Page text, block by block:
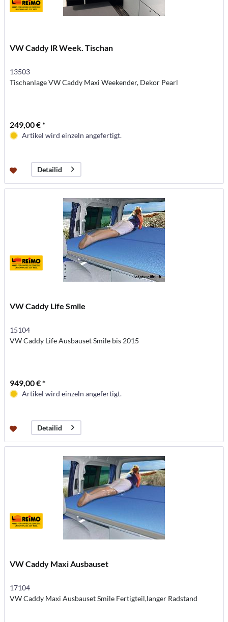
VW Caddy lR Week. Tischan
13503
Tischanlage VW Caddy Maxi Weekender, Dekor Pearl
249,00 € *
Artikel wird einzeln angefertigt.
Detailid
VW Caddy Life Smile
15104
VW Caddy Life Ausbauset Smile bis 2015
949,00 € *
Artikel wird einzeln angefertigt.
Detailid
VW Caddy Maxi Ausbauset
17104
VW Caddy Maxi Ausbauset Smile Fertigteil,langer Radstand